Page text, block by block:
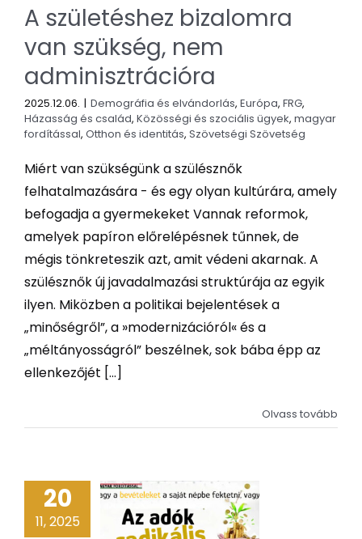
A születéshez bizalomra
van szükség, nem
adminisztrációra
2025.12.06. | Demográfia és elvándorlás, Európa, FRG,
Házasság és család, Közösségi és szociális ügyek, magyar
fordítással, Otthon és identitás, Szövetségi Szövetség
Miért van szükségünk a szülésznők
felhatalmazására - és egy olyan kultúrára, amely
befogadja a gyermekeket Vannak reformok,
amelyek papíron előrelépésnek tűnnek, de
mégis tönkreteszik azt, amit védeni akarnak. A
szülésznők új javadalmazási struktúrája az egyik
ilyen. Miközben a politikai bejelentések a
„minőségről”, a »modernizációról« és a
„méltányosságról” beszélnek, sok bába épp az
ellenkezőjét [...]
Olvass tovább
20
11, 2025